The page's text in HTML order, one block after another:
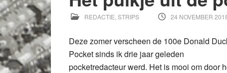
REDACTIE STRIPS 24 NOVEMBER
Deze zomer verscheen de 100e Donald
Pocket sinds ik drie jaar geleden
pocketredacteur werd. Het is mooi om door